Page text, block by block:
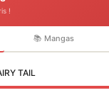
!
📚 Mangas
TAIL